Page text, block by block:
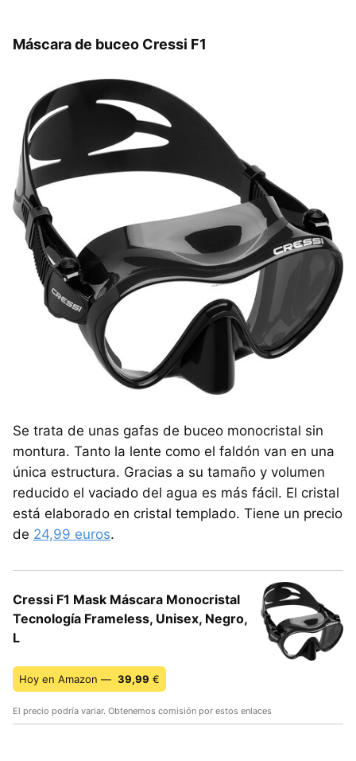
Máscara de buceo Cressi F1
Se trata de unas gafas de buceo monocristal sin
montura. Tanto la lente como el faldón van en una
única estructura. Gracias a su tamaño y volumen
reducido el vaciado del agua es más fácil. El cristal
está elaborado en cristal templado. Tiene un precio
de 24,99 euros.
Cressi F1 Mask Máscara Monocristal
Tecnología Frameless, Unisex, Negro,
L
Hoy en Amazon — 39,99 €
El precio podría variar. Obtenemos comisión por estos enlaces